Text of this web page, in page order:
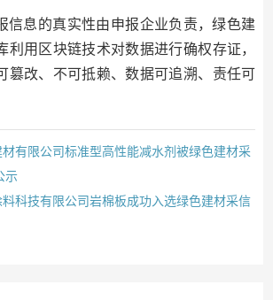
信息的真实性由申报企业负责，绿色建
利用区块链技术对数据进行确权存证，
篡改、不可抵赖、数据可追溯、责任可
有限公司标准型高性能减水剂被绿色建材采
示
科技有限公司岩棉板成功入选绿色建材采信